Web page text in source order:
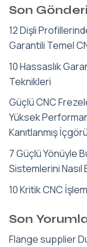
Son
12 Dişli
Garantili Temel
10 Hassaslık
Teknikleri
Güçlü CNC
Yüksek
Kanıtlanmış İçgörü
7 Güçlü Yönüyle
Sistemlerini Nasıl
10 Kritik CNC
Son
Flange supplier